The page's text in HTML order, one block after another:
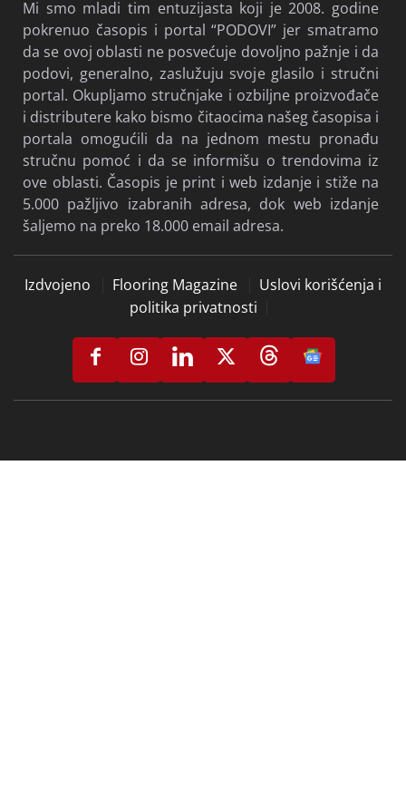
Mi smo mladi tim entuzijasta koji je 2008. godine
pokrenuo časopis i portal “PODOVI” jer smatramo
da se ovoj oblasti ne posvećuje dovoljno pažnje i da
podovi, generalno, zaslužuju svoje glasilo i stručni
portal. Okupljamo stručnjake i ozbiljne proizvođače
i distributere kako bismo čitaocima našeg časopisa i
portala omogućili da na jednom mestu pronađu
stručnu pomoć i da se informišu o trendovima iz
ove oblasti. Časopis je print i web izdanje i stiže na
5.000 pažljivo izabranih adresa, dok web izdanje
šaljemo na preko 18.000 email adresa.
Izdvojeno Flooring Magazine
Uslovi korišćenja i
politika privatnosti